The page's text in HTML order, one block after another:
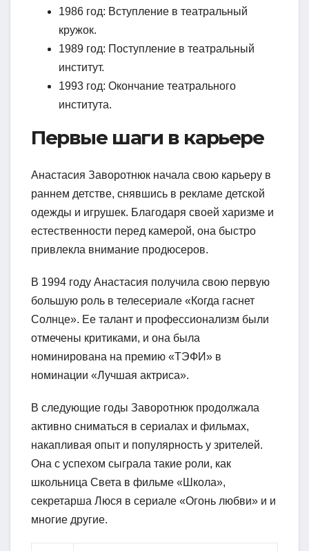
1986 год: Вступление в театральный
кружок.
1989 год: Поступление в театральный
институт.
1993 год: Окончание театрального
института.
Первые шаги в карьере
Анастасия Заворотнюк начала свою карьеру в
раннем детстве, снявшись в рекламе детской
одежды и игрушек. Благодаря своей харизме и
естественности перед камерой, она быстро
привлекла внимание продюсеров.
В 1994 году Анастасия получила свою первую
большую роль в телесериале «Когда гаснет
Солнце». Ее талант и профессионализм были
отмечены критиками, и она была
номинирована на премию «ТЭФИ» в
номинации «Лучшая актриса».
В следующие годы Заворотнюк продолжала
активно сниматься в сериалах и фильмах,
накапливая опыт и популярность у зрителей.
Она с успехом сыграла такие роли, как
школьница Света в фильме «Школа»,
секретарша Люся в сериале «Огонь любви» и и
многие другие.